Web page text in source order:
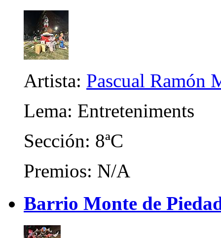
Artista: Pascual Ramón
Lema: Entreteniments
Sección: 8ªC
Premios: N/A
Barrio Monte de